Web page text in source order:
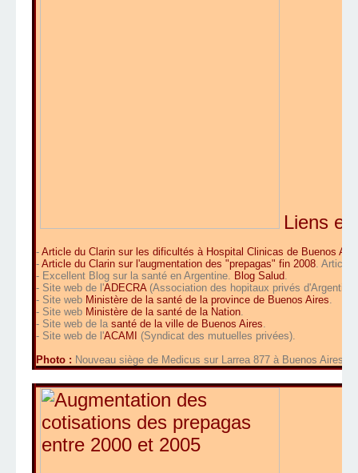
Liens
- Article du Clarin sur les dificultés à Hospital Clinicas de Buenos
- Article du Clarin sur l'augmentation des "prepagas" fin 2008. Article
- Excellent Blog sur la santé en Argentine. Blog Salud.
- Site web de l'ADECRA(Association des hopitaux privés
- Site web Ministère de la santé de la province de Buenos Aires.
- Site web Ministère de la santé de la Nation.
- Site web de la santé de la ville de Buenos Aires.
- Site web de l'ACAMI
(Syndicat des mutuelles privées).
Photo : Nouveau siège de Medicus sur Larrea 877 à Buenos Aires.